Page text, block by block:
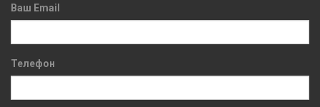
Ваш Email
Телефон